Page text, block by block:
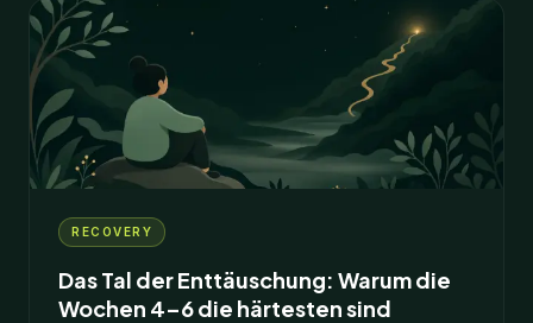
9 Min. 28. Januar 2026
RECOVERY
Das Tal der Enttäuschung: Warum die
Wochen 4–6 die härtesten sind